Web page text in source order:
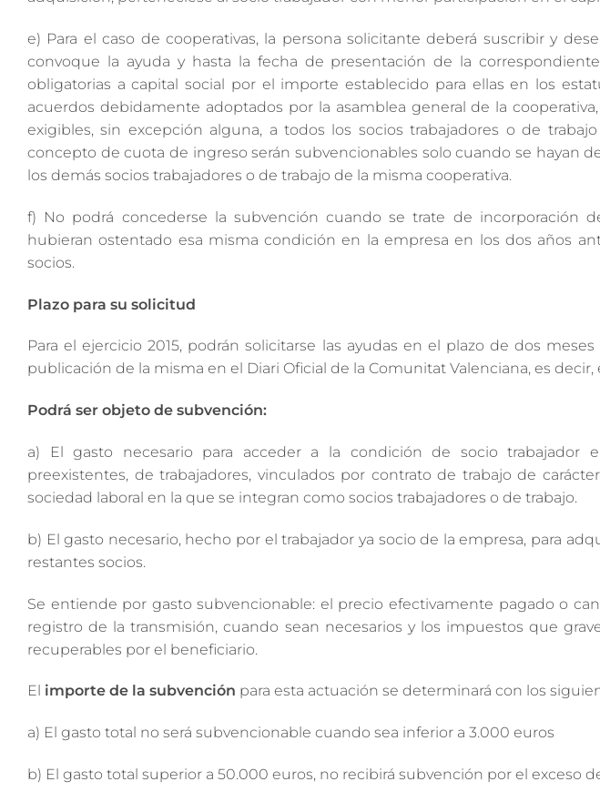
e) Para el caso de cooperativas, la persona solicitante deberá suscribir y
convoque la ayuda y hasta la fecha de presentación de la
obligatorias a capital social por el importe establecido para ellas en los
acuerdos debidamente adoptados por la asamblea general de la
exigibles, sin excepción alguna, a todos los socios trabajadores o de
concepto de cuota de ingreso serán subvencionables solo cuando se hayan
los demás socios trabajadores o de trabajo de la misma cooperativa.
f) No podrá concederse la subvención cuando se trate de incorporación
hubieran ostentado esa misma condición en la empresa en los dos años
socios.
Plazo para su solicitud
Para el ejercicio 2015, podrán solicitarse las ayudas en el plazo de dos
publicación de la misma en el Diari Oficial de la Comunitat Valenciana, es
Podrá ser objeto de subvención:
a) El gasto necesario para acceder a la condición de socio trabajador
preexistentes, de trabajadores, vinculados por contrato de trabajo de
sociedad laboral en la que se integran como socios trabajadores o de trabajo.
b) El gasto necesario, hecho por el trabajador ya socio de la empresa, para
restantes socios.
Se entiende por gasto subvencionable: el precio efectivamente pagado o
registro de la transmisión, cuando sean necesarios y los impuestos que
recuperables por el beneficiario.
El importe de la subvención para esta actuación se determinará con los
a) El gasto total no será subvencionable cuando sea inferior a 3.000 euros
b) El gasto total superior a 50.000 euros, no recibirá subvención por el exceso